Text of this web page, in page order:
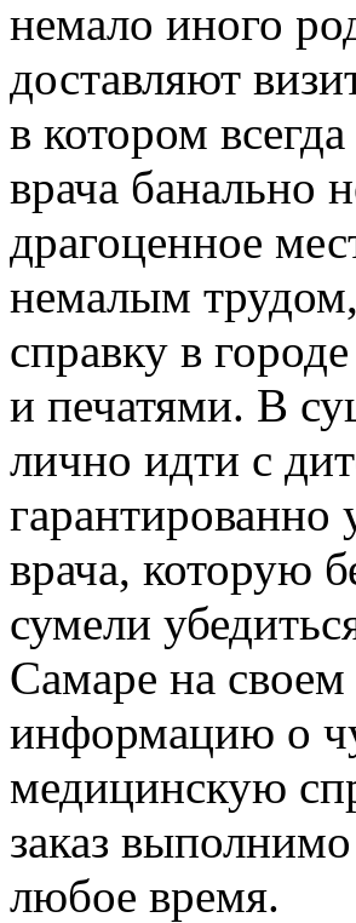
немало иного
доставляют
в котором
врача банально
драгоценное
немалым
справку в
и печатями. В
лично идти с
гарантированно
врача, которую
сумели
Самаре на
информацию о
медицинскую
заказ
любое время.